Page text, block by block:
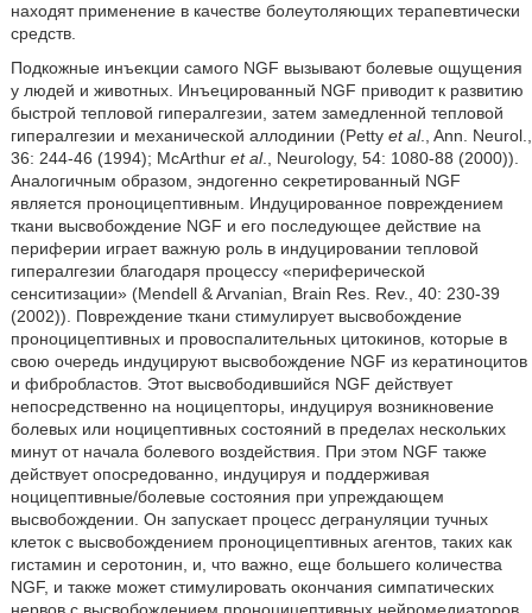
находят применение в качестве болеутоляющих терапевтически
средств.
Подкожные инъекции самого NGF вызывают болевые ощущения
у людей и животных. Инъецированный NGF приводит к развитию
быстрой тепловой гипералгезии, затем замедленной тепловой
гипералгезии и механической аллодинии (Petty et al., Ann. Neurol.,
36: 244-46 (1994); McArthur et al., Neurology, 54: 1080-88 (2000)).
Аналогичным образом, эндогенно секретированный NGF
является проноцицептивным. Индуцированное повреждением
ткани высвобождение NGF и его последующее действие на
периферии играет важную роль в индуцировании тепловой
гипералгезии благодаря процессу «периферической
сенситизации» (Mendell & Arvanian, Brain Res. Rev., 40: 230-39
(2002)). Повреждение ткани стимулирует высвобождение
проноцицептивных и провоспалительных цитокинов, которые в
свою очередь индуцируют высвобождение NGF из кератиноцитов
и фибробластов. Этот высвободившийся NGF действует
непосредственно на ноцицепторы, индуцируя возникновение
болевых или ноцицептивных состояний в пределах нескольких
минут от начала болевого воздействия. При этом NGF также
действует опосредованно, индуцируя и поддерживая
ноцицептивные/болевые состояния при упреждающем
высвобождении. Он запускает процесс дегрануляции тучных
клеток с высвобождением проноцицептивных агентов, таких как
гистамин и серотонин, и, что важно, еще большего количества
NGF, и также может стимулировать окончания симпатических